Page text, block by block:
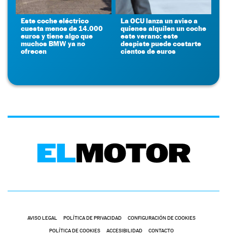
Este coche eléctrico
cuesta menos de 14.000
euros y tiene algo que
muchos BMW ya no
ofrecen
La OCU lanza un aviso a
quienes alquilen un coche
este verano: este
despiste puede costarte
cientos de euros
AVISO LEGAL POLÍTICA DE PRIVACIDAD CONFIGURACIÓN DE COOKIES
POLÍTICA DE COOKIES ACCESIBILIDAD CONTACTO